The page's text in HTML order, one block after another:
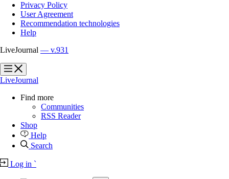
Privacy Policy
User Agreement
Recommendation technologies
Help
LiveJournal — v.931
?
?
LiveJournal
Find more
Communities
RSS Reader
Shop
Help
Search
Log in `